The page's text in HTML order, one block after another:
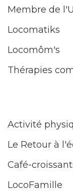
Membre de
Locomatiks
Locomôm's
Thérapies
Activité
Le Retour à
Café-
LocoFamille